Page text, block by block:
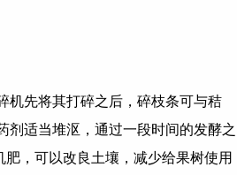
机先将其打碎之后，碎枝条可与秸
剂适当堆沤，通过一段时间的发酵之
，可以改良土壤，减少给果树使用